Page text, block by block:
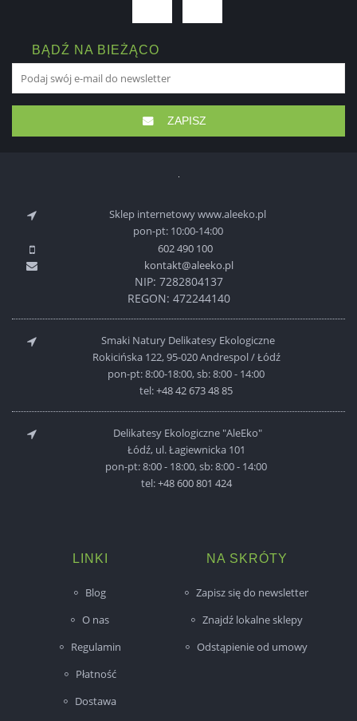
BĄDŹ NA BIEŻĄCO
ZAPISZ
Sklep internetowy www.aleeko.pl
pon-pt: 10:00-14:00
602 490 100
kontakt@aleeko.pl
NIP: 7282804137
REGON: 472244140
Smaki Natury Delikatesy Ekologiczne
Rokicińska 122, 95-020 Andrespol / Łódź
pon-pt: 8:00-18:00, sb: 8:00 - 14:00
tel:+48 42 673 48 85
Delikatesy Ekologiczne "AleEko"
Łódź, ul. Łagiewnicka 101
pon-pt: 8:00 - 18:00, sb: 8:00 - 14:00
tel:+48 600 801 424
LINKI
Blog
O nas
Regulamin
Płatność
Dostawa
NA SKRÓTY
Zapisz się do newsletter
Znajdź lokalne sklepy
Odstąpienie od umowy